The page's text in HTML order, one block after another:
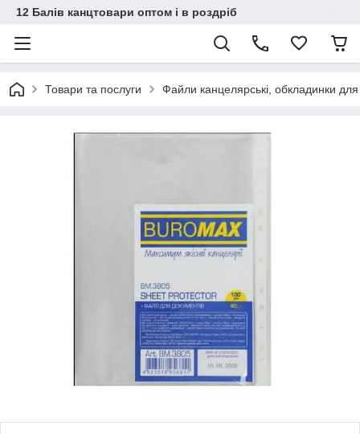
12 Балів канцтовари оптом і в роздріб
Товари та послуги Файли канцелярські, обкладинки для